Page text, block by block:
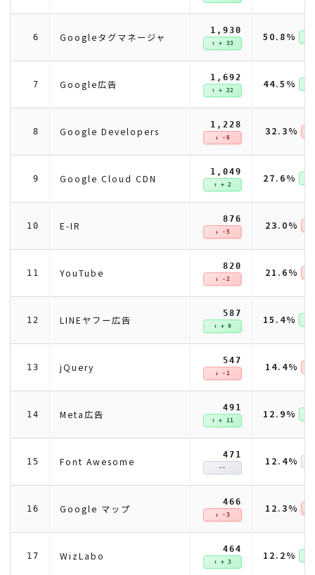
6 Googleタグマネージャ
1,930
↑ + 33 50.8%
7 Google広告
1,692
↑ + 22 44.5%
8 Google Developers
1,228
↓ -6 32.3%
9 Google Cloud CDN
1,049
↑ + 2 27.6%
10 E-IR
876
↓ -5 23.0%
11 YouTube
820
↓ -2 21.6%
12 LINEヤフー広告
587
↑ + 9 15.4%
13 jQuery
547
↓ -1 14.4%
14 Meta広告
491
↑ + 11 12.9%
15 Font Awesome
471
-- 12.4%
16 Google マップ
466
↓ -3 12.3%
17 WizLabo
464
↑ + 3 12.2%